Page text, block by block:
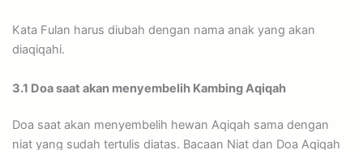
Kata Fulan harus diubah dengan nama anak yang akan
diaqiqahi.
3.1 Doa saat akan menyembelih Kambing Aqiqah
Doa saat akan menyembelih hewan Aqiqah sama dengan
niat yang sudah tertulis diatas. Bacaan Niat dan Doa Aqiqah